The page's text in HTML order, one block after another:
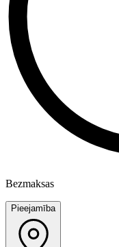
Bezmaksas
Pieejamība